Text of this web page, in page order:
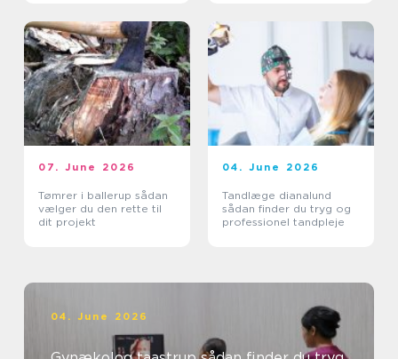
07. June 2026
Tømrer i ballerup sådan
vælger du den rette til
dit projekt
04. June 2026
Tandlæge dianalund
sådan finder du tryg og
professionel tandpleje
04. June 2026